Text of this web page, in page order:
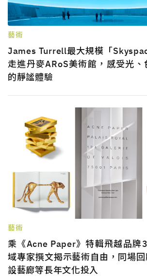
藝術
James Turrell最大規模「
走進丹麥ARoS美術館，感受光
的靜謐體驗
藝術
乘《Acne Paper》特輯飛越品牌
域專家撰文揭示藝術自由，同場
設藝廊等長年文化投入